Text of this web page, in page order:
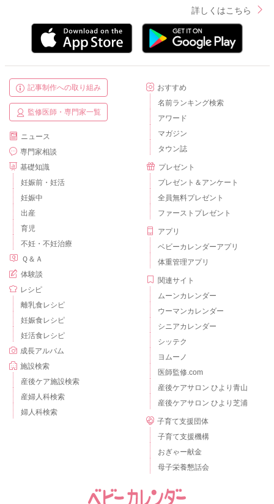
詳しくはこちら
記事制作への取り組み
監修医師・専門家一覧
ニュース
専門家相談
基礎知識
妊娠前・妊活
妊娠中
出産
育児
不妊・不妊治療
Ｑ＆Ａ
体験談
レシピ
離乳食レシピ
妊娠食レシピ
妊活食レシピ
成長アルバム
施設検索
産後ケア施設検索
産婦人科検索
婦人科検索
おすすめ
名前ランキング検索
アワード
マガジン
タウン誌
プレゼント
プレゼント＆アンケート
全員無料プレゼント
ファーストプレゼント
アプリ
ベビーカレンダーアプリ
体重管理アプリ
関連サイト
ムーンカレンダー
ウーマンカレンダー
シニアカレンダー
シッテク
ヨムーノ
医師監修.com
産後ケアサロン ひより青山
産後ケアサロン ひより芝浦
子育て支援団体
子育て支援機構
おぎゃー献金
母子栄養懇話会